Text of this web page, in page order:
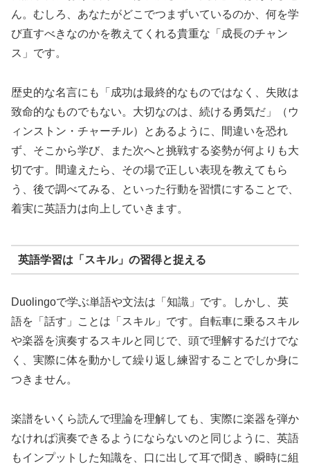
ん。むしろ、あなたがどこでつまずいているのか、何を学
び直すべきなのかを教えてくれる貴重な「成長のチャン
ス」です。
歴史的な名言にも「成功は最終的なものではなく、失敗は
致命的なものでもない。大切なのは、続ける勇気だ」（ウ
ィンストン・チャーチル）とあるように、間違いを恐れ
ず、そこから学び、また次へと挑戦する姿勢が何よりも大
切です。間違えたら、その場で正しい表現を教えてもら
う、後で調べてみる、といった行動を習慣にすることで、
着実に英語力は向上していきます。
英語学習は「スキル」の習得と捉える
Duolingoで学ぶ単語や文法は「知識」です。しかし、英
語を「話す」ことは「スキル」です。自転車に乗るスキル
や楽器を演奏するスキルと同じで、頭で理解するだけでな
く、実際に体を動かして繰り返し練習することでしか身に
つきません。
楽譜をいくら読んで理論を理解しても、実際に楽器を弾か
なければ演奏できるようにならないのと同じように、英語
もインプットした知識を、口に出して耳で聞き、瞬時に組